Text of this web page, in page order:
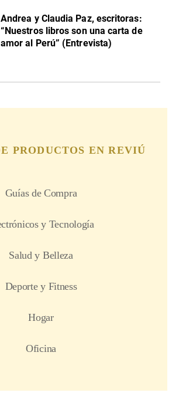
Andrea y Claudia Paz, escritoras:
“Nuestros libros son una carta de
amor al Perú” (Entrevista)